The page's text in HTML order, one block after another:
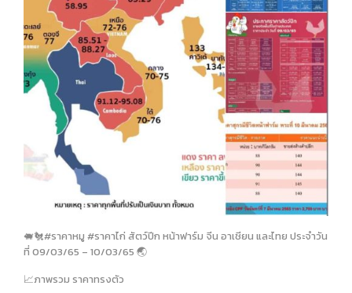
🐖🐔#ราคาหมู #ราคาไก่ สัตว์ปีก หน้าฟาร์ม จีน อาเชียน และไทย ประจำวัน
ที่ 09/03/65 – 10/03/65 🌏
📈ภาพรวม ราคาทรงตัว